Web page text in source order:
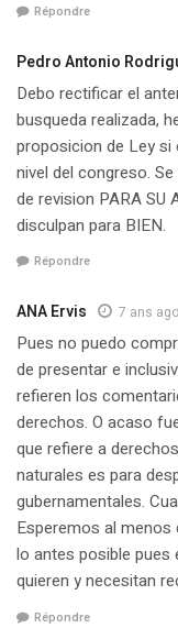
Répondre
Pedro Antonio
Debo rectificar el
busqueda realizada,
proposicion de Ley si
nivel del congreso.
de revision PARA SU
disculpan para BIEN.
Répondre
ANA Ervis 7 ans ago
Pues no puedo
de presentar e
refieren los
derechos. O acaso
que refiere a
naturales es para
gubernamentales.
Esperemos al
lo antes posible
quieren y necesitan
Répondre